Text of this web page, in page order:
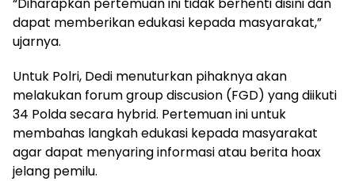
dapat memberikan edukasi kepada masyarakat,”
ujarnya.
Untuk Polri, Dedi menuturkan pihaknya akan
melakukan forum group discusion (FGD) yang diikuti
34 Polda secara hybrid. Pertemuan ini untuk
membahas langkah edukasi kepada masyarakat
agar dapat menyaring informasi atau berita hoax
jelang pemilu.